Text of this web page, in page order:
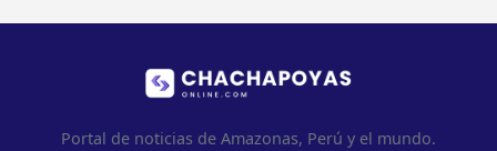
Portal de noticias de Amazonas, Perú y el mundo.